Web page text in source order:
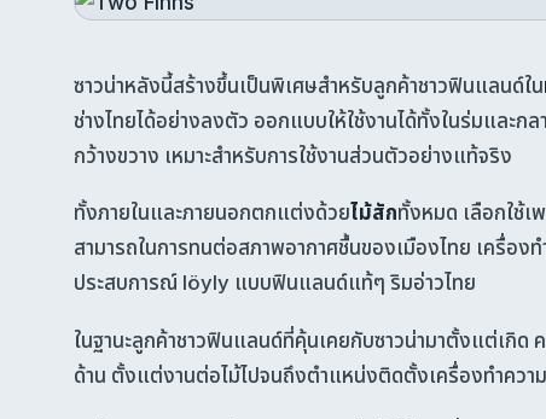
ซาวน่าหลังนี้สร้างขึ้นเป็นพิเศษสำหรับลูกค้าชาวฟินแลนด์ใน
ช่างไทยได้อย่างลงตัว ออกแบบให้ใช้งานได้ทั้งในร่มและก
กว้างขวาง เหมาะสำหรับการใช้งานส่วนตัวอย่างแท้จริง
ทั้งภายในและภายนอกตกแต่งด้วยไม้สักทั้งหมด เลือกใช้เ
สามารถในการทนต่อสภาพอากาศชื้นของเมืองไทย เครื่อง
ประสบการณ์ löyly แบบฟินแลนด์แท้ๆ ริมอ่าวไทย
ในฐานะลูกค้าชาวฟินแลนด์ที่คุ้นเคยกับซาวน่ามาตั้งแต่เกิ
ด้าน ตั้งแต่งานต่อไม้ไปจนถึงตำแหน่งติดตั้งเครื่องทำควา